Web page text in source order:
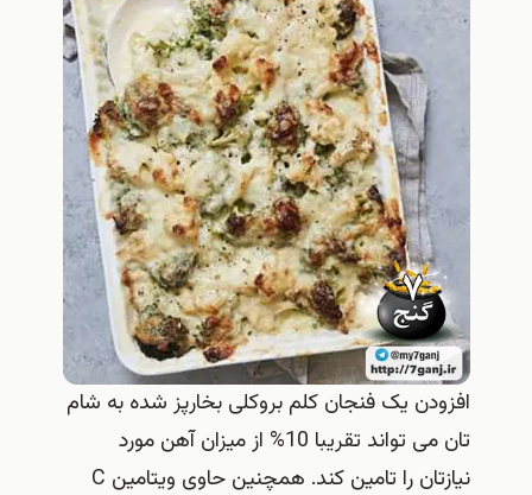
افزودن یک فنجان کلم بروکلی بخارپز شده به شام
تان می تواند تقریبا 10% از میزان آهن مورد
نیازتان را تامین کند. همچنین حاوی ویتامین C